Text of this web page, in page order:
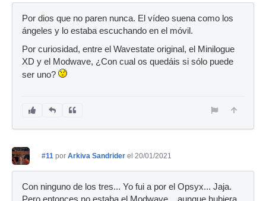
Por dios que no paren nunca. El vídeo suena como los
ángeles y lo estaba escuchando en el móvil.
Por curiosidad, entre el Wavestate original, el Minilogue
XD y el Modwave, ¿Con cual os quedáis si sólo puede
ser uno?
#11 por Arkiva Sandrider el 20/01/2021
Con ninguno de los tres... Yo fui a por el Opsyx... Jaja.
Pero entonces no estaba el Modwave... aunque hubiera